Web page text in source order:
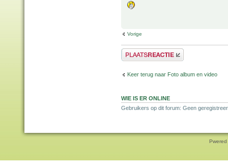
Vorige
Plaats een reactie
Keer terug naar Foto album en video
WIE IS ER ONLINE
Gebruikers op dit forum: Geen